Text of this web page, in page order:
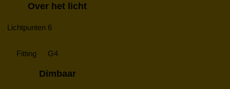
Over het licht
Lichtpunten 6
Fitting G4
Dimbaar